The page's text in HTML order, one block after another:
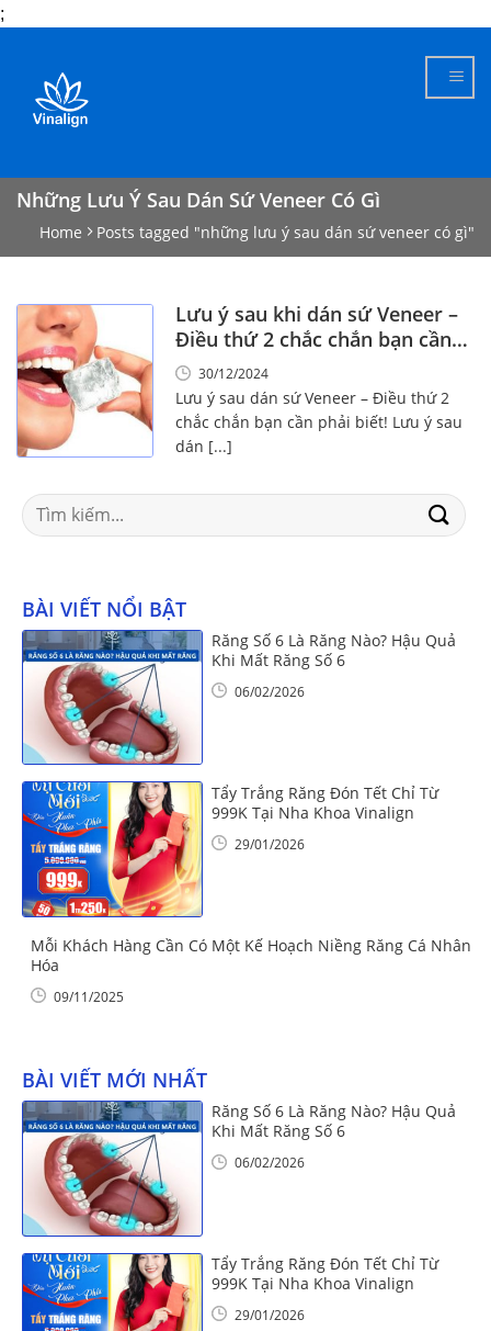
;
content
Những Lưu Ý Sau Dán Sứ Veneer Có Gì
Home Posts tagged "những lưu ý sau dán sứ veneer có gì"
Lưu ý sau khi dán sứ Veneer –
Điều thứ 2 chắc chắn bạn cần
phải biết!
30/12/2024
Lưu ý sau dán sứ Veneer – Điều thứ 2
chắc chắn bạn cần phải biết! Lưu ý sau
dán [...]
Search
for:
BÀI VIẾT NỔI BẬT
Răng Số 6 Là Răng Nào? Hậu Quả
Khi Mất Răng Số 6
06/02/2026
Tẩy Trắng Răng Đón Tết Chỉ Từ
999K Tại Nha Khoa Vinalign
29/01/2026
Mỗi Khách Hàng Cần Có Một Kế Hoạch Niềng Răng Cá Nhân
Hóa
09/11/2025
BÀI VIẾT MỚI NHẤT
Răng Số 6 Là Răng Nào? Hậu Quả
Khi Mất Răng Số 6
06/02/2026
Tẩy Trắng Răng Đón Tết Chỉ Từ
999K Tại Nha Khoa Vinalign
29/01/2026